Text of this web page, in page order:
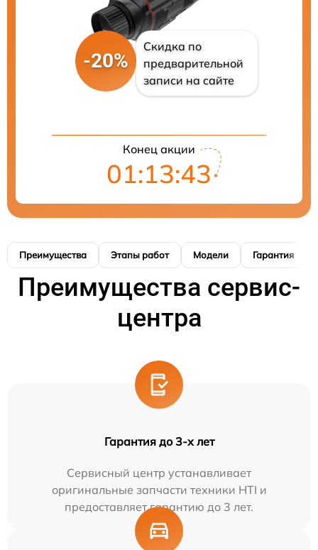
-20%
Скидка по
предварительной
записи на сайте
Конец акции
01:13:42
Преимущества Этапы работ Модели Гарантия
Преимущества сервис-
центра
Гарантия до 3-х лет
Сервисный центр устанавливает
оригинальные запчасти техники HTI и
предоставляет гарантию до 3 лет.